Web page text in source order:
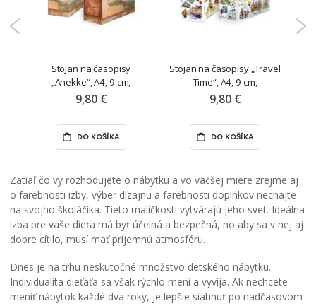
Stojan na časopisy
„Anekke“, A4, 9 cm,
laminovaný
9,80 €
DO KOŠÍKA
Stojan na časopisy „Travel
Time“, A4, 9 cm,
laminovaný
9,80 €
DO KOŠÍKA
Zatiaľ čo vy rozhodujete o nábytku a vo väčšej miere zrejme aj
o farebnosti izby, výber dizajnu a farebnosti doplnkov nechajte
na svojho školáčika. Tieto maličkosti vytvárajú jeho svet. Ideálna
izba pre vaše dieťa má byť účelná a bezpečná, no aby sa v nej aj
dobre cítilo, musí mať príjemnú atmosféru.
Dnes je na trhu neskutočné množstvo detského nábytku.
Individualita dieťaťa sa však rýchlo mení a vyvíja. Ak nechcete
meniť nábytok každé dva roky, je lepšie siahnuť po nadčasovom